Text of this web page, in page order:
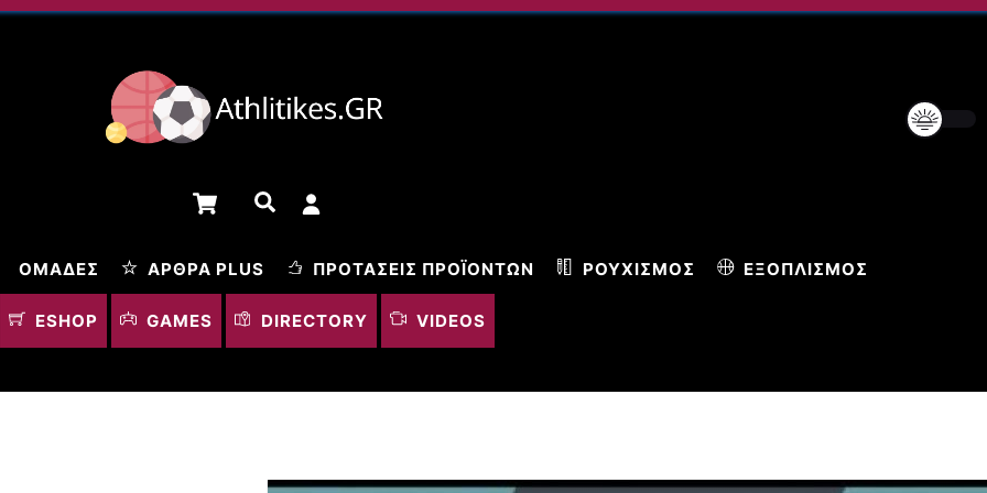
Cart Αναζήτηση
ΟΜΆΔΕΣ ΆΡΘΡΑ PLUS ΠΡΟΤΆΣΕΙΣ ΠΡΟΪΌΝΤΩΝ ΡΟΥΧΙΣΜΌΣ ΕΞΟΠΛΙΣΜΌΣ
ESHOP GAMES DIRECTORY VIDEOS